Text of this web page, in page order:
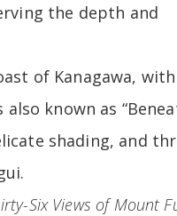
the depth and
of Kanagawa,
known as
shading, and
Six Views of Mount